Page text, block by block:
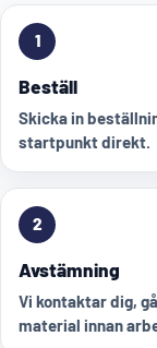
1
Beställ
Skicka in
startpunkt direkt.
2
Avstämning
Vi kontaktar dig,
material innan